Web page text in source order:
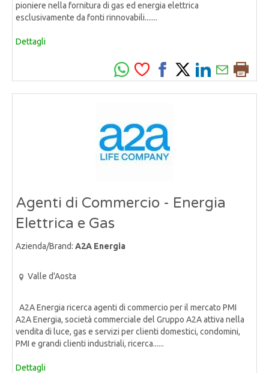
pioniere nella fornitura di gas ed energia elettrica
esclusivamente da fonti rinnovabili.......
Dettagli
Agenti di Commercio - Energia
Elettrica e Gas
Azienda/Brand: A2A Energia
Valle d'Aosta
A2A Energia ricerca agenti di commercio per il mercato PMI
A2A Energia, società commerciale del Gruppo A2A attiva nella
vendita di luce, gas e servizi per clienti domestici, condomini,
PMI e grandi clienti industriali, ricerca......
Dettagli